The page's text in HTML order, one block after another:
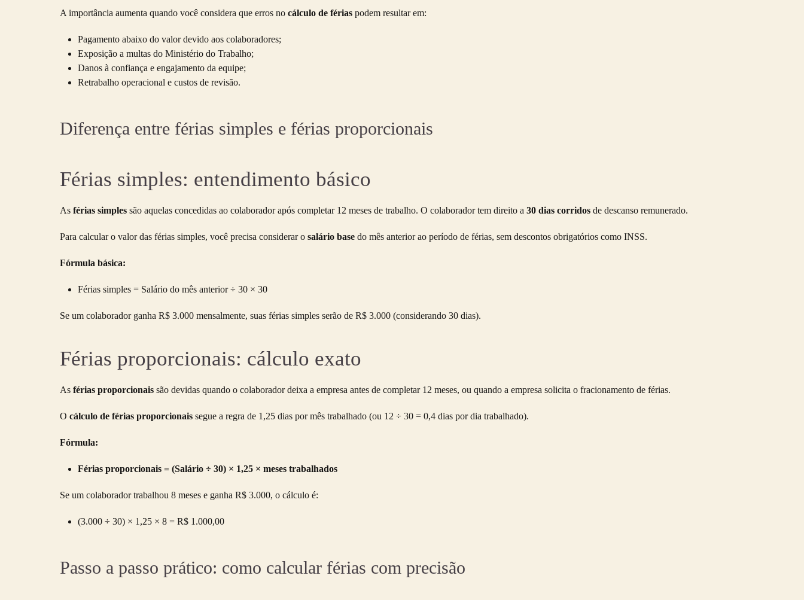
A importância aumenta quando você considera que erros no cálculo de férias podem resultar em:
Pagamento abaixo do valor devido aos colaboradores;
Exposição a multas do Ministério do Trabalho;
Danos à confiança e engajamento da equipe;
Retrabalho operacional e custos de revisão.
Diferença entre férias simples e férias proporcionais
Férias simples: entendimento básico
As férias simples são aquelas concedidas ao colaborador após completar 12 meses de trabalho. O colaborador tem direito a 30 dias corridos de descanso remunerado.
Para calcular o valor das férias simples, você precisa considerar o salário base do mês anterior ao período de férias, sem descontos obrigatórios como INSS.
Fórmula básica:
Férias simples = Salário do mês anterior ÷ 30 × 30
Se um colaborador ganha R$ 3.000 mensalmente, suas férias simples serão de R$ 3.000 (considerando 30 dias).
Férias proporcionais: cálculo exato
As férias proporcionais são devidas quando o colaborador deixa a empresa antes de completar 12 meses, ou quando a empresa solicita o fracionamento de férias.
O cálculo de férias proporcionais segue a regra de 1,25 dias por mês trabalhado (ou 12 ÷ 30 = 0,4 dias por dia trabalhado).
Fórmula:
Férias proporcionais = (Salário ÷ 30) × 1,25 × meses trabalhados
Se um colaborador trabalhou 8 meses e ganha R$ 3.000, o cálculo é:
(3.000 ÷ 30) × 1,25 × 8 = R$ 1.000,00
Passo a passo prático: como calcular férias com precisão